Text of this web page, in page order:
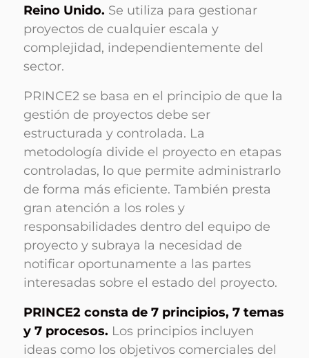
Reino Unido. Se utiliza para gestionar
proyectos de cualquier escala y
complejidad, independientemente del
sector.
PRINCE2 se basa en el principio de que la
gestión de proyectos debe ser
estructurada y controlada. La
metodología divide el proyecto en etapas
controladas, lo que permite administrarlo
de forma más eficiente. También presta
gran atención a los roles y
responsabilidades dentro del equipo de
proyecto y subraya la necesidad de
notificar oportunamente a las partes
interesadas sobre el estado del proyecto.
PRINCE2 consta de 7 principios, 7 temas
y 7 procesos. Los principios incluyen
ideas como los objetivos comerciales del